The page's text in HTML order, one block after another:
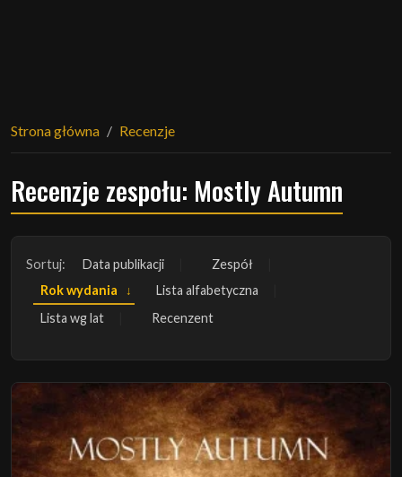
Strona główna Recenzje
Recenzje zespołu: Mostly Autumn
Sortuj: Data publikacji
Zespół
Rok wydania
Lista alfabetyczna
Lista wg lat
Recenzent